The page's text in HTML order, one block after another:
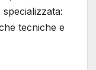
tecniche e